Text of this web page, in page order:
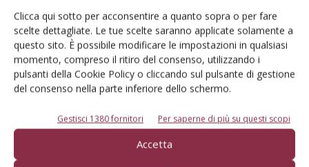
Clicca qui sotto per acconsentire a quanto sopra o per fare
scelte dettagliate. Le tue scelte saranno applicate solamente a
questo sito. È possibile modificare le impostazioni in qualsiasi
momento, compreso il ritiro del consenso, utilizzando i
pulsanti della Cookie Policy o cliccando sul pulsante di gestione
del consenso nella parte inferiore dello schermo.
Gestisci 1380 fornitori Per saperne di più su questi scopi
Accetta
Mercati all’ingrosso: ok, il prezzo è
giusto